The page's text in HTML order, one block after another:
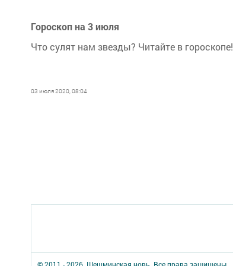
Гороскоп на 3 июля
Что сулят нам звезды? Читайте в гороскопе!
03 июля 2020, 08:04